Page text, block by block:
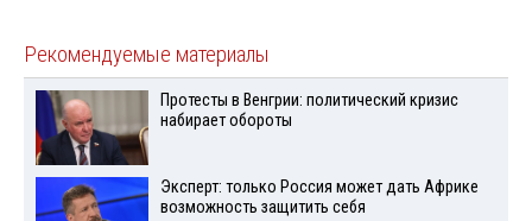
Рекомендуемые материалы
Протесты в Венгрии: политический кризис
набирает обороты
Эксперт: только Россия может дать Африке
возможность защитить себя